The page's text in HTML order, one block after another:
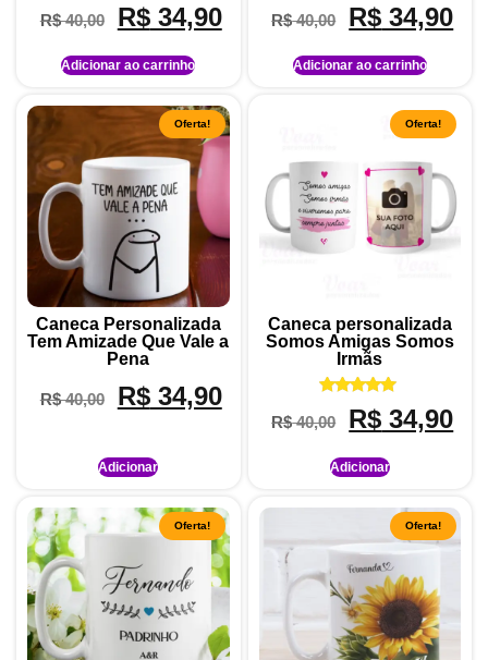
R$40,00 R$34,90
Adicionar ao carrinho
R$40,00 R$ 34,90
Adicionar ao carrinho
Oferta!
Caneca Personalizada
Tem Amizade Que Vale a
Pena
R$40,00 R$34,90
Adicionar
Oferta!
Caneca personalizada
Somos Amigas Somos
Irmãs
Avaliação
5.00
de 5
R$40,00 R$ 34,90
Adicionar
Oferta! Oferta!